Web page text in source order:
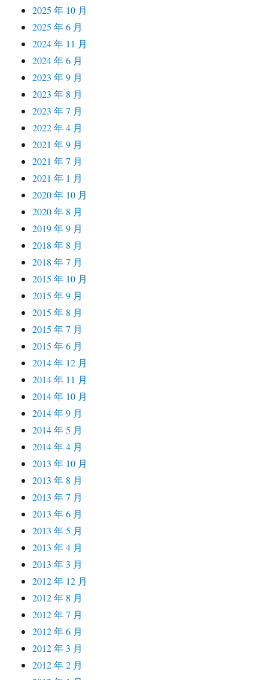
2025 年 10 月
2025 年 6 月
2024 年 11 月
2024 年 6 月
2023 年 9 月
2023 年 8 月
2023 年 7 月
2022 年 4 月
2021 年 9 月
2021 年 7 月
2021 年 1 月
2020 年 10 月
2020 年 8 月
2019 年 9 月
2018 年 8 月
2018 年 7 月
2015 年 10 月
2015 年 9 月
2015 年 8 月
2015 年 7 月
2015 年 6 月
2014 年 12 月
2014 年 11 月
2014 年 10 月
2014 年 9 月
2014 年 5 月
2014 年 4 月
2013 年 10 月
2013 年 8 月
2013 年 7 月
2013 年 6 月
2013 年 5 月
2013 年 4 月
2013 年 3 月
2012 年 12 月
2012 年 8 月
2012 年 7 月
2012 年 6 月
2012 年 3 月
2012 年 2 月